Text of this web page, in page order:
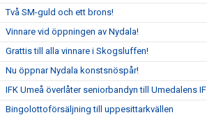
Två SM-guld och ett brons!
Vinnare vid öppningen av Nydala!
Grattis till alla vinnare i Skogsluffen!
Nu öppnar Nydala konstsnöspår!
IFK Umeå överlåter seniorbandyn till Umedalens IF
Bingolottoförsäljning till uppesittarkvällen